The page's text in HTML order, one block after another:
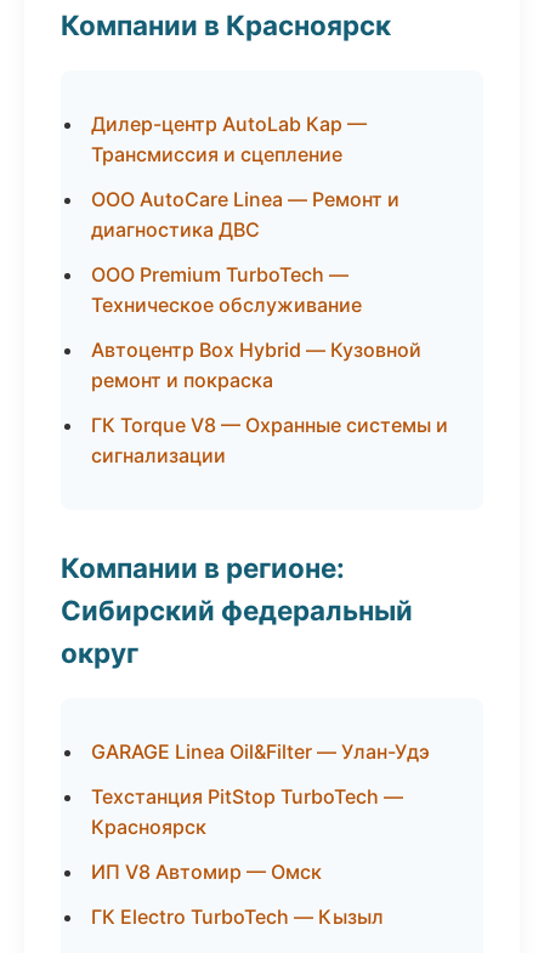
Компании в Красноярск
Дилер-центр AutoLab Кар —
Трансмиссия и сцепление
ООО AutoCare Linea — Ремонт и
диагностика ДВС
ООО Premium TurboTech —
Техническое обслуживание
Автоцентр Box Hybrid — Кузовной
ремонт и покраска
ГК Torque V8 — Охранные системы и
сигнализации
Компании в регионе:
Сибирский федеральный
округ
GARAGE Linea Oil&Filter — Улан-Удэ
Техстанция PitStop TurboTech —
Красноярск
ИП V8 Автомир — Омск
ГК Electro TurboTech — Кызыл